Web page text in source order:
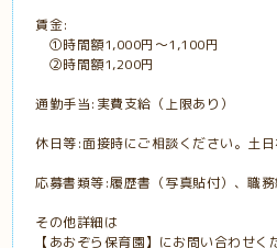
賃金:
①時間額1,000円〜1,100円
②時間額1,200円
通勤手当:実費支給（上限あり）
休日等:面接時にご相談ください。土
応募書類等:履歴書（写真貼付）、職務
その他詳細は
【あおぞら保育園】にお問い合わせく